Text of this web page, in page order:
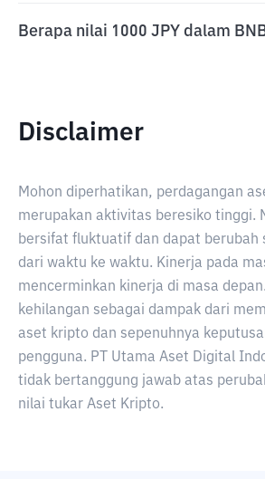
Berapa nilai 1000 JPY dalam
Disclaimer
Mohon diperhatikan, perdagangan
merupakan aktivitas beresiko tinggi.
bersifat fluktuatif dan dapat berubah
dari waktu ke waktu. Kinerja pada
mencerminkan kinerja di masa
kehilangan sebagai dampak dari
aset kripto dan sepenuhnya
pengguna. PT Utama Aset Digital
tidak bertanggung jawab atas
nilai tukar Aset Kripto.